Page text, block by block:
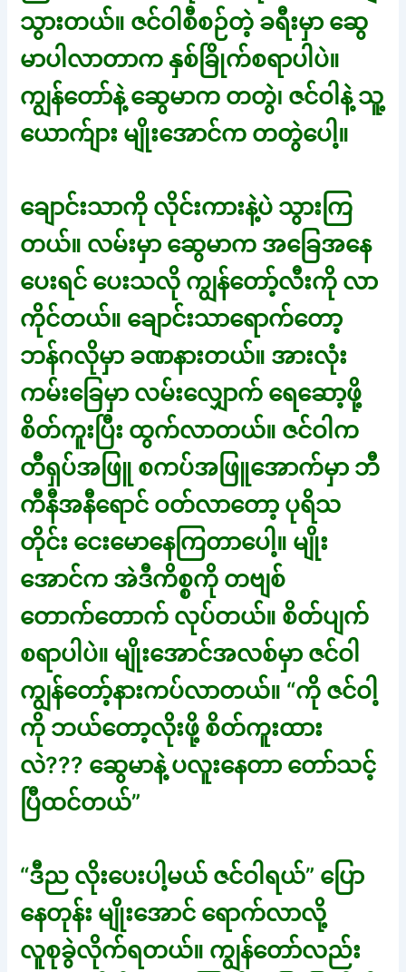
သွားတယ်။ ဇင်ဝါစီစဉ်တဲ့ ခရီးမှာ ဆွေ
မာပါလာတာက နှစ်ခြိုက်စရာပါပဲ။
ကျွန်တော်နဲ့ ဆွေမာက တတွဲ၊ ဇင်ဝါနဲ့ သူ့
ယောက်ျား မျိုးအောင်က တတွဲပေါ့။
ချောင်းသာကို လိုင်းကားနဲ့ပဲ သွားကြ
တယ်။ လမ်းမှာ ဆွေမာက အခြေအနေ
ပေးရင် ပေးသလို ကျွန်တော့်လီးကို လာ
ကိုင်တယ်။ ချောင်းသာရောက်တော့
ဘန်ဂလိုမှာ ခဏနားတယ်။ အားလုံး
ကမ်းခြေမှာ လမ်းလျှောက် ရေဆော့ဖို့
စိတ်ကူးပြီး ထွက်လာတယ်။ ဇင်ဝါက
တီရှပ်အဖြူ စကပ်အဖြူအောက်မှာ ဘီ
ကီနီအနီရောင် ဝတ်လာတော့ ပုရိသ
တိုင်း ငေးမောနေကြတာပေါ့။ မျိုး
အောင်က အဲဒီကိစ္စကို တဗျစ်
တောက်တောက် လုပ်တယ်။ စိတ်ပျက်
စရာပါပဲ။ မျိုးအောင်အလစ်မှာ ဇင်ဝါ
ကျွန်တော့်နားကပ်လာတယ်။ “ကို ဇင်ဝါ့
ကို ဘယ်တော့လိုးဖို့ စိတ်ကူးထား
လဲ??? ဆွေမာနဲ့ ပလူးနေတာ တော်သင့်
ပြီထင်တယ်”
“ဒီည လိုးပေးပါ့မယ် ဇင်ဝါရယ်” ပြော
နေတုန်း မျိုးအောင် ရောက်လာလို့
လူစုခွဲလိုက်ရတယ်။ ကျွန်တော်လည်း